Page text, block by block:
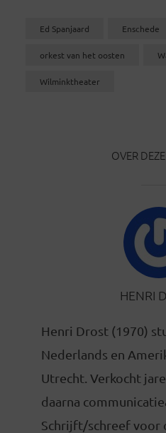
Ed Spanjaard Enschede
orkest van het oosten
Wilminktheater
OVER
HENRI
Henri Drost (1970)
Nederlands en
Utrecht. Verkocht
daarna
Schrijft/schreef voor